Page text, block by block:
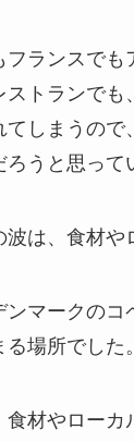
フランスでも
ストランでも
てしまうので
うと思って
は、食材や
ンマークのコ
場所でした。
食材やローカ